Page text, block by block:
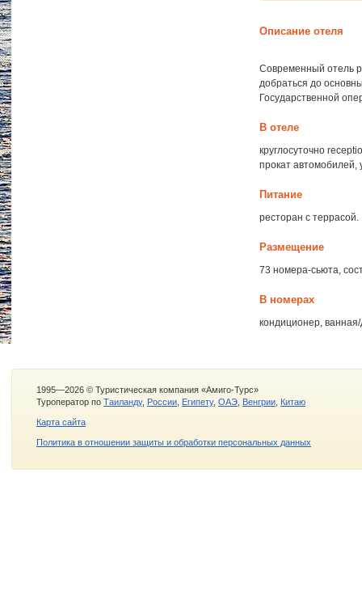
Описание отеля
Современный отель
добраться до
Государственной
В отеле
круглосуточно
прокат автомобилей,
Питание
ресторан с террасой.
Размещение
73 номера-сьюта,
В номерах
кондиционер,
1995—2026 © Туристическая компания «Амиго-Турс»
Туроператор по Таиланду, России Египету, ОАЭ Венгрии Китаю
Карта сайта
Политика в отношении защиты и обработки персональных данных